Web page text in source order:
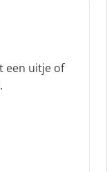
een uitje of